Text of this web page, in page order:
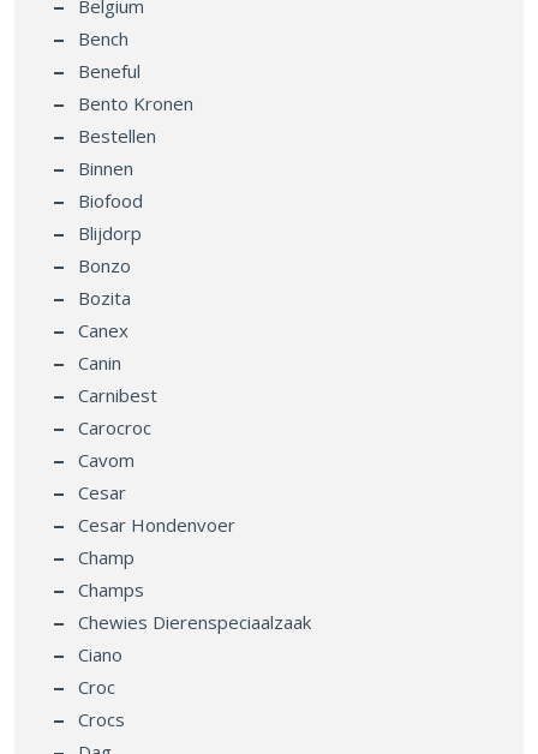
Belgium
Bench
Beneful
Bento Kronen
Bestellen
Binnen
Biofood
Blijdorp
Bonzo
Bozita
Canex
Canin
Carnibest
Carocroc
Cavom
Cesar
Cesar Hondenvoer
Champ
Champs
Chewies Dierenspeciaalzaak
Ciano
Croc
Crocs